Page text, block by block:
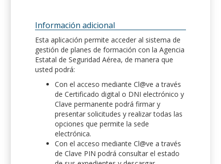
Información adicional
Esta aplicación permite acceder al sistema de
gestión de planes de formación con la Agencia
Estatal de Seguridad Aérea, de manera que
usted podrá:
Con el acceso mediante Cl@ve a través
de Certificado digital o DNI electrónico y
Clave permanente podrá firmar y
presentar solicitudes y realizar todas las
opciones que permite la sede
electrónica.
Con el acceso mediante Cl@ve a través
de Clave PIN podrá consultar el estado